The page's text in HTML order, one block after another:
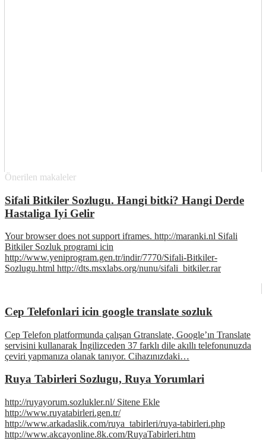
Önerilen makaleler
Sifali Bitkiler Sozlugu. Hangi bitki? Hangi Derde
Hastaliga Iyi Gelir
Your browser does not support iframes. http://maranki.nl Sifali
Bitkiler Sozluk programi icin
http://www.yeniprogram.gen.tr/indir/7770/Sifali-Bitkiler-
Sozlugu.html http://dts.msxlabs.org/nunu/sifali_bitkiler.rar
Cep Telefonlari icin google translate sozluk
Cep Telefon platformunda çalışan Gtranslate, Google’ın Translate
servisini kullanarak İngilizceden 37 farklı dile akıllı telefonunuzda
çeviri yapmanıza olanak tanıyor. Cihazınızdaki…
Ruya Tabirleri Sozlugu, Ruya Yorumlari
http://ruyayorum.sozlukler.nl/ Sitene Ekle
http://www.ruyatabirleri.gen.tr/
http://www.arkadaslik.com/ruya_tabirleri/ruya-tabirleri.php
http://www.akcayonline.8k.com/RuyaTabirleri.htm